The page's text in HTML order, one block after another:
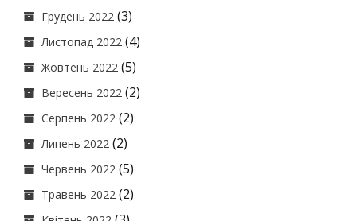
Грудень 2022 (3)
Листопад 2022 (4)
Жовтень 2022 (5)
Вересень 2022 (2)
Серпень 2022 (2)
Липень 2022 (2)
Червень 2022 (5)
Травень 2022 (2)